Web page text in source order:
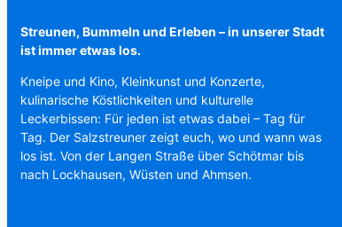
Streunen, Bummeln und Erleben – in unserer Stadt
ist immer etwas los.
Kneipe und Kino, Kleinkunst und Konzerte,
kulinarische Köstlichkeiten und kulturelle
Leckerbissen: Für jeden ist etwas dabei – Tag für
Tag. Der Salzstreuner zeigt euch, wo und wann was
los ist. Von der Langen Straße über Schötmar bis
nach Lockhausen, Wüsten und Ahmsen.